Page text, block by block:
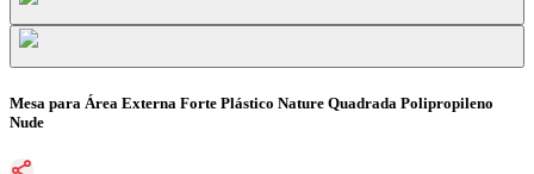
Mesa para Área Externa Forte Plástico Nature Quadrada Polipropileno
Nude